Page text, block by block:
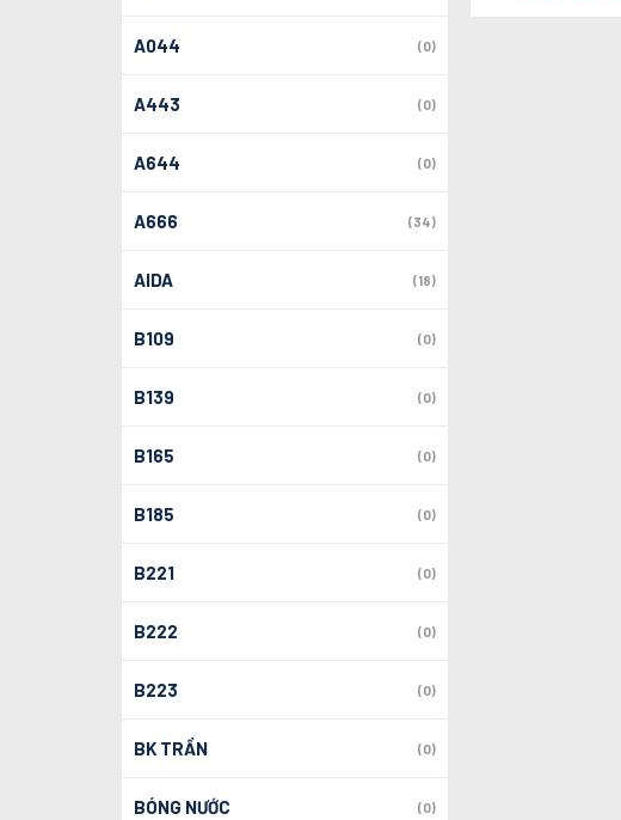
A044 (0)
A443 (0)
A644 (0)
A666 (34)
AIDA (18)
B109 (0)
B139 (0)
B165 (0)
B185 (0)
B221 (0)
B222 (0)
B223 (0)
BK TRẦN (0)
BÓNG NƯỚC (0)